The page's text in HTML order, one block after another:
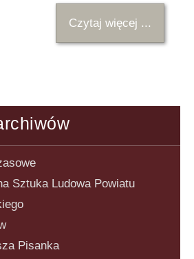
Czytaj więcej ...
Sztuka Ludowa Powiatu
Pisanka